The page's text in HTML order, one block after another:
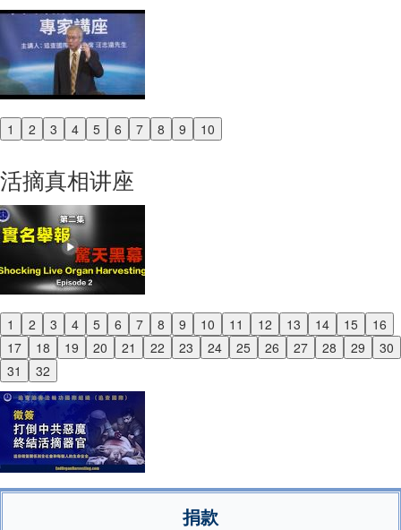
1 2 3 4 5 6 7 8 9 10
Previous
活摘真相讲座
1 2 3 4 5 6 7 8 9 10 11 12 13 14 15
16
17
18 19 20 21 22 23 24 25 26 27 28 29
30
31
32
Previous
Next
捐款